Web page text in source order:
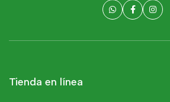
Tienda en línea